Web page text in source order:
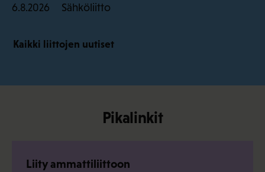
6.8.2026 Sähköliitto
Kaikki liittojen uutiset
Pikalinkit
Liity ammattiliittoon